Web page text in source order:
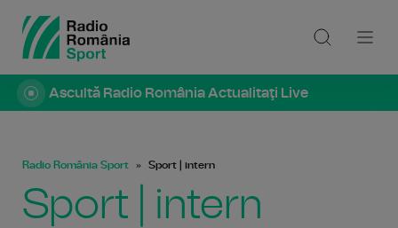
Ascultă Radio România Actualitaţi Live
Radio România Sport Sport | intern
Sport | intern